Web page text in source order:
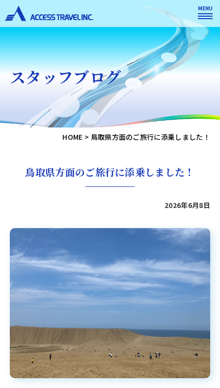
MENU
スタッフブログ
HOME > 鳥取県方面のご旅行に添乗しました！
鳥取県方面のご旅行に添乗しました！
2026年6月8日